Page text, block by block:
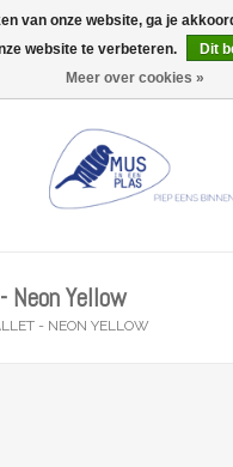
Neon Yellow
- NEON YELLOW
van onze website, ga je
website te verbeteren.
Dit
Meer over cookies »
uitzonderlijk gesloten op Do